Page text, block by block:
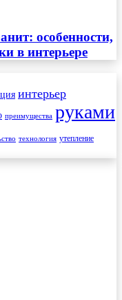
особенности,
в интерьере
интерьер
преимущества руками
технология утепление